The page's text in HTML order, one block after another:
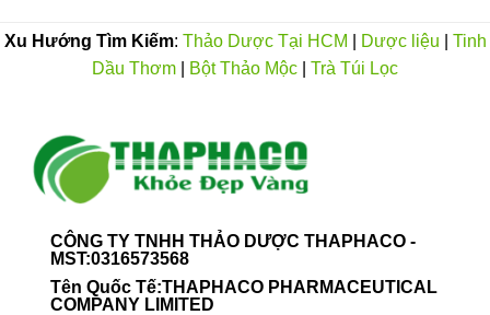
Xu Hướng Tìm Kiếm: Thảo Dược Tại HCM Dược liệu
Tinh
Dầu Thơm
Bột Thảo Mộc Trà Túi Lọc
CÔNG TY TNHH THẢO DƯỢC THAPHACO -
MST:0316573568
Tên Quốc Tế:THAPHACO PHARMACEUTICAL
COMPANY LIMITED